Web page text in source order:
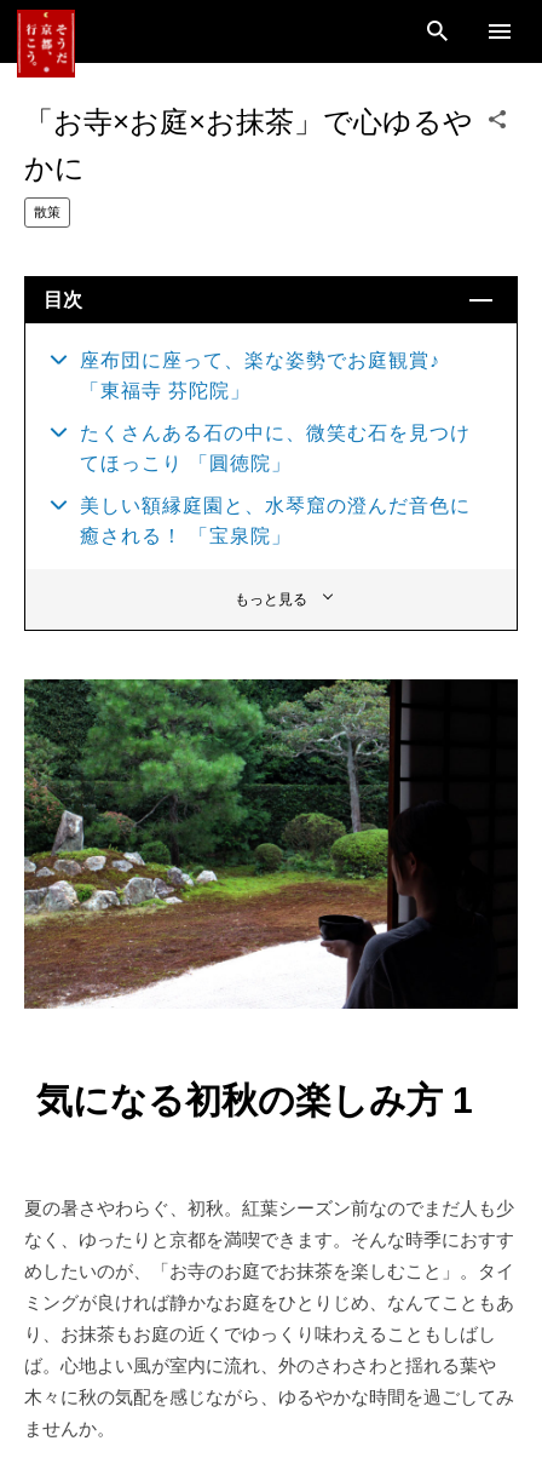
「お寺×お庭×お抹茶」で心ゆるや
かに
散策
目次
座布団に座って、楽な姿勢でお庭観賞♪
「東福寺 芬陀院」
たくさんある石の中に、微笑む石を見つけ
てほっこり 「圓徳院」
美しい額縁庭園と、水琴窟の澄んだ音色に
癒される！ 「宝泉院」
もっと見る
気になる初秋の楽しみ方 1
夏の暑さやわらぐ、初秋。紅葉シーズン前なのでまだ人も少
なく、ゆったりと京都を満喫できます。そんな時季におすす
めしたいのが、「お寺のお庭でお抹茶を楽しむこと」。タイ
ミングが良ければ静かなお庭をひとりじめ、なんてこともあ
り、お抹茶もお庭の近くでゆっくり味わえることもしばし
ば。心地よい風が室内に流れ、外のさわさわと揺れる葉や
木々に秋の気配を感じながら、ゆるやかな時間を過ごしてみ
ませんか。